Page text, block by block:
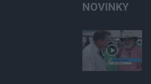
NOVINKY